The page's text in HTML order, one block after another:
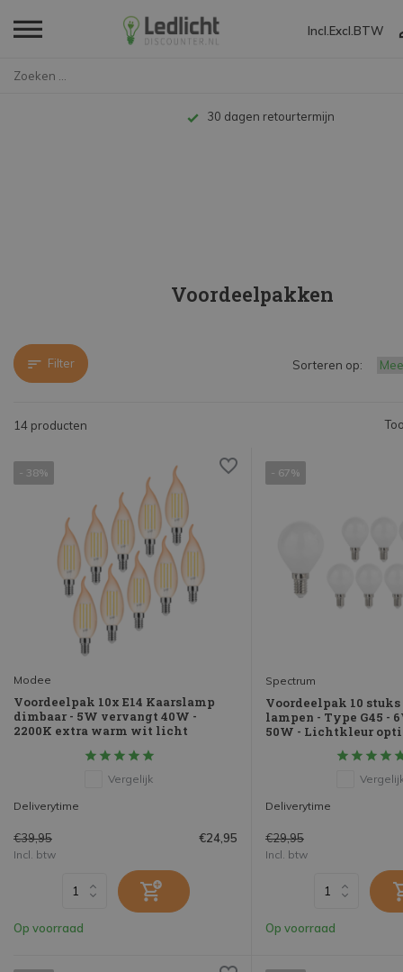
Incl. Excl. BTW
Tot 10 jaar garantie
Voordeelpakken
Filter
14 producten
Sorteren op:
- 38%
Modee
Voordeelpak 10x E14 Kaarslamp
dimbaar - 5W vervangt 40W -
2200K extra warm wit licht
Vergelijk
Deliverytime
€39,95 €24,95
Incl. btw
Op voorraad
- 67%
Spectrum
Voordeelpak 10 stuks
lampen - Type G45 -
50W - Lichtkleur
Deliverytime
€29,95
Incl. btw
Op voorraad